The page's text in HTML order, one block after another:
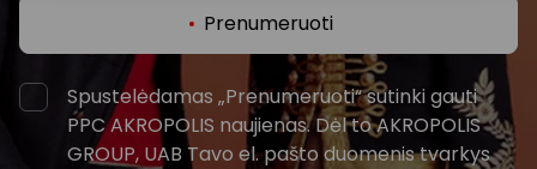
Prenumeruoti
Spustelėdamas „Prenumeruoti“ sutinki gauti
PPC AKROPOLIS naujienas. Dėl to AKROPOLIS
GROUP, UAB Tavo el. pašto duomenis tvarkys